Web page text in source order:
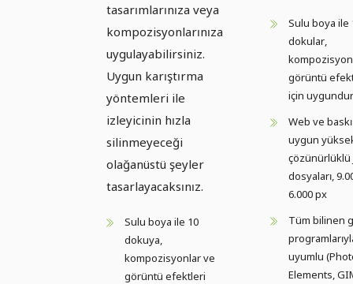
tasarımlarınıza veya
kompozisyonlarınıza
uygulayabilirsiniz.
Uygun karıştırma
yöntemleri ile
izleyicinin hızla
silinmeyeceği
olağanüstü şeyler
tasarlayacaksınız.
Sulu boya ile 10
dokuya,
kompozisyonlar ve
görüntü efektleri
Sulu boya ile
dokular,
görüntü
için uygundur
Web ve
uygun
çözünürlüklü
dosyaları,
6.000 px
Tüm bilinen
uyumlu
Elements,